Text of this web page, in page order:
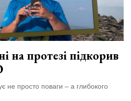
у
на протезі підкорив
не просто поваги – а глибокого